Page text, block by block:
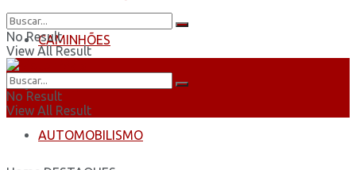
CAMINHÕES
ÔNIBUS
AUTOMOBILISMO
No Result
View All Result
No Result
View All Result